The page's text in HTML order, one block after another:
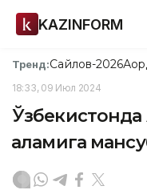
KAZINFORM
Тренд:Сайлов-2026
18:33, 09 Июл 2024
қаламига